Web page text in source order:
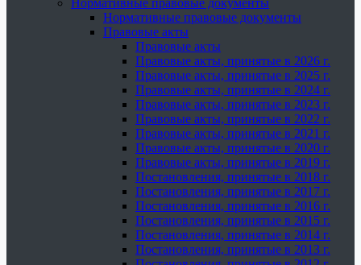
Нормативные правовые документы
Нормативные правовые документы
Правовые акты
Правовые акты
Правовые акты, принятые в 2026 г.
Правовые акты, принятые в 2025 г.
Правовые акты, принятые в 2024 г.
Правовые акты, принятые в 2023 г.
Правовые акты, принятые в 2022 г.
Правовые акты, принятые в 2021 г.
Правовые акты, принятые в 2020 г.
Правовые акты, принятые в 2019 г.
Постановления, принятые в 2018 г.
Постановления, принятые в 2017 г.
Постановления, принятые в 2016 г.
Постановления, принятые в 2015 г.
Постановления, принятые в 2014 г.
Постановления, принятые в 2013 г.